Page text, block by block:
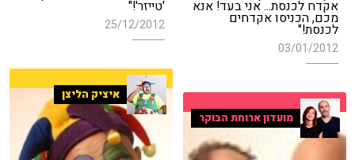
'טייזר'!"
25/12/2012
אקדח לכנסת... אני בעד! אנא
מכם, הכניסו אקדחים
לכנסת!"
03/01/2012
איציק הליצן
מועדון ארוחת הבוקר